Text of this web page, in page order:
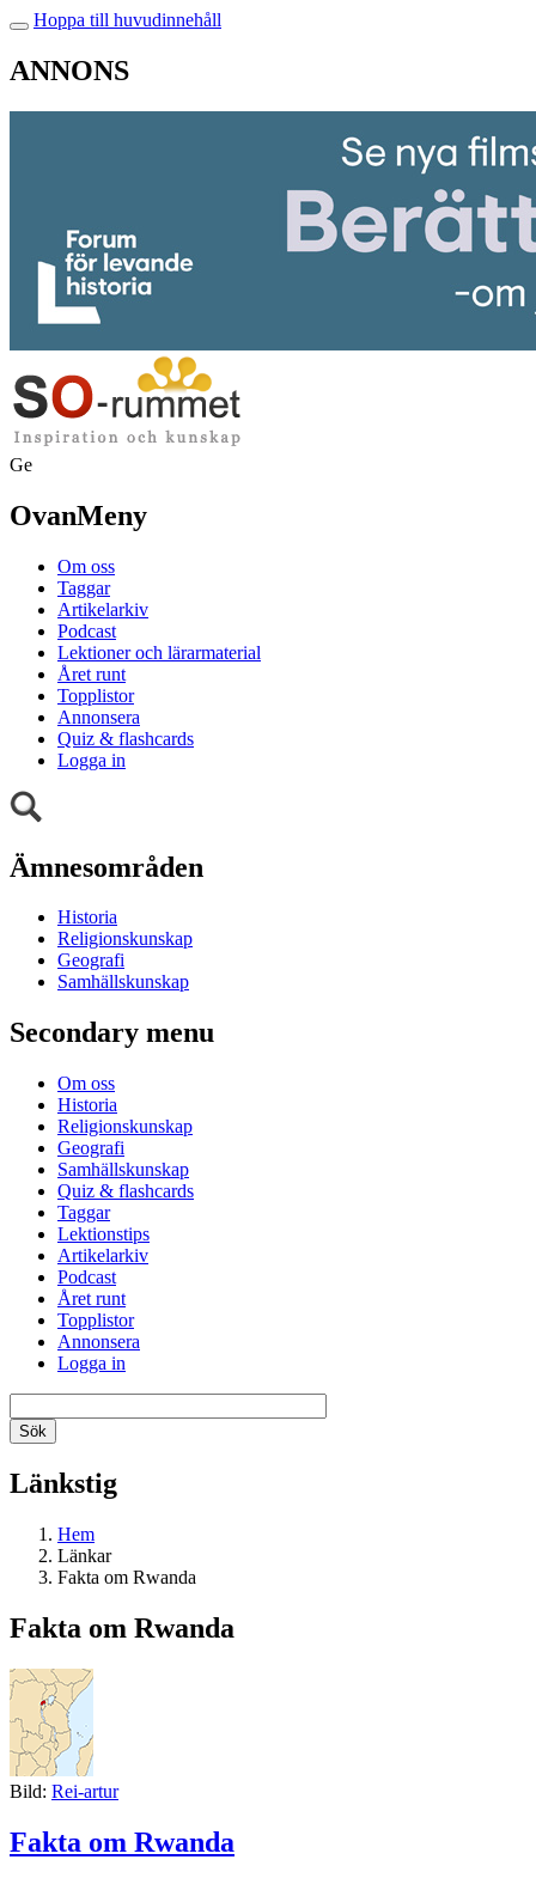
Hoppa till huvudinnehåll
ANNONS
Ge
OvanMeny
Om oss
Taggar
Artikelarkiv
Podcast
Lektioner och lärarmaterial
Året runt
Topplistor
Annonsera
Quiz & flashcards
Logga in
Ämnesområden
Historia
Religionskunskap
Geografi
Samhällskunskap
Secondary menu
Om oss
Historia
Religionskunskap
Geografi
Samhällskunskap
Quiz & flashcards
Taggar
Lektionstips
Artikelarkiv
Podcast
Året runt
Topplistor
Annonsera
Logga in
Länkstig
Hem
Länkar
Fakta om Rwanda
Fakta om Rwanda
Bild: Rei-artur
Fakta om Rwanda